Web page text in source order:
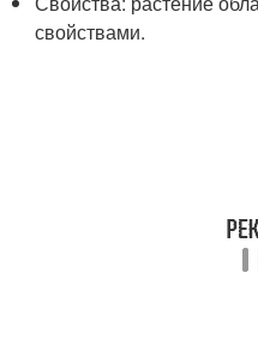
свойствами.